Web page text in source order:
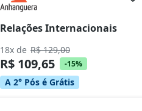
Relações Internacionais
18x de R$ 129,00
R$ 109,65 -15%
A 2° Pós é Grátis